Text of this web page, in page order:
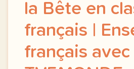
la Bête en
français |
français avec